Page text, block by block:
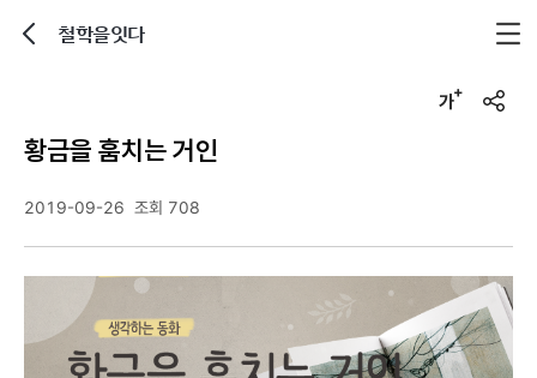
철학을잇다
u
황금을 훔치는 거인
2019-09-26 조회 708